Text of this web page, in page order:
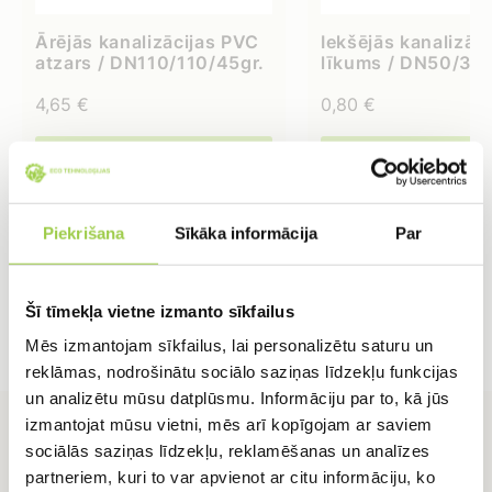
Piekrišana Sīkāka informācija Par
Šī tīmekļa vietne izmanto sīkfailus
Mēs izmantojam sīkfailus, lai personalizētu saturu un
reklāmas, nodrošinātu sociālo saziņas līdzekļu funkcijas
un analizētu mūsu datplūsmu. Informāciju par to, kā jūs
izmantojat mūsu vietni, mēs arī kopīgojam ar saviem
sociālās saziņas līdzekļu, reklamēšanas un analīzes
partneriem, kuri to var apvienot ar citu informāciju, ko
Ārējās kanalizācijas PVC
atzars / DN110/110/45gr.
4,65 €
Iekšējās
līkums / DN50/
0,80 €
IELIKT GROZĀ